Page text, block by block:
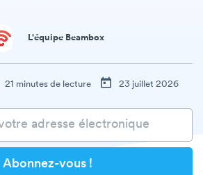
L'équipe Beambox
21 minutes de lecture 23 juillet 2026